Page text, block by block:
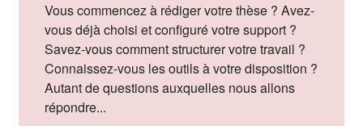
Vous commencez à rédiger votre thèse ? Avez-
vous déjà choisi et configuré votre support ?
Savez-vous comment structurer votre travail ?
Connaissez-vous les outils à votre disposition ?
Autant de questions auxquelles nous allons
répondre...